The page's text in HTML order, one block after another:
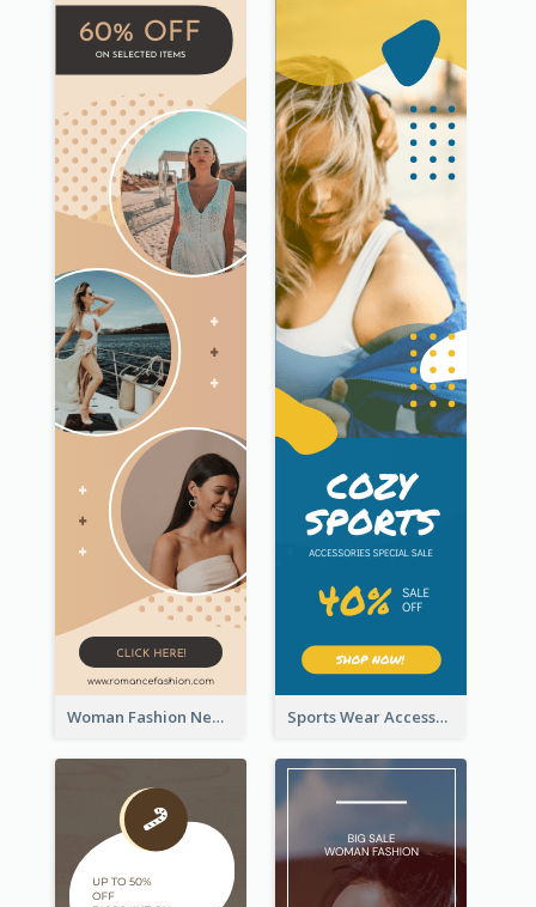
Woman Fashion New Arrivals Sale Wide Skyscraper Banner Sports Wear Accessories Special Sale Wide Skyscraper Banner